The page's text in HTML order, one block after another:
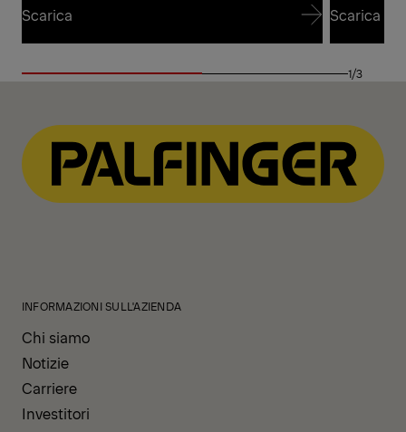
Scarica
Scarica
Scarica
Scarica
1/3
INFORMAZIONI SULL'AZIENDA
Chi siamo
Notizie
Carriere
Investitori